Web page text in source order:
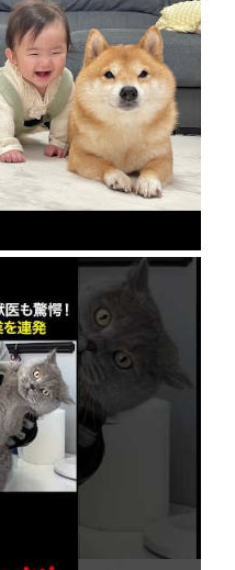
ルデンレトリバーの
病院で神業を連発